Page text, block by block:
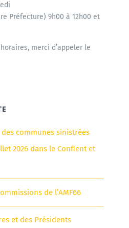
Préfecture) 9h00 à 12h00 et
merci d’appeler le
communes sinistrées
2026 dans le Conflent et
de l’AMF66
et des Présidents